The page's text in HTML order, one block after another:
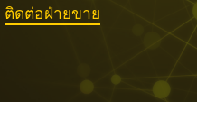
ติดต่อฝ่ายขาย